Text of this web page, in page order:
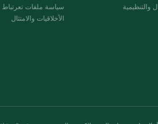
سياسة ملفات تعرتباط
الأخلاقيات والامتثال
والتنظيمية